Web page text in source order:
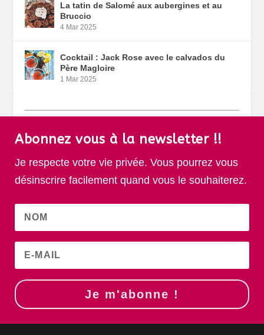
La tatin de Salomé aux aubergines et au
Bruccio
4 Mar 2025
Cocktail : Jack Rose avec le calvados du
Père Magloire
1 Mar 2025
Abonnez vous à la newsletter !!
Je respecte votre vie privée. Vous pourrez vous
désinscrire facilement quand vous le souhaiterez.
Je m'abonne !